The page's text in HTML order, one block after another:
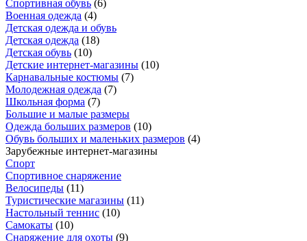
Спортивная обувь (6)
Военная одежда (4)
Детская одежда и обувь
Детская одежда (18)
Детская обувь (10)
Детские интернет-магазины (10)
Карнавальные костюмы (7)
Молодежная одежда (7)
Школьная форма (7)
Большие и малые размеры
Одежда больших размеров (10)
Обувь больших и маленьких размеров (4)
Зарубежные интернет-магазины
Спорт
Спортивное снаряжение
Велосипеды (11)
Туристические магазины (11)
Настольный теннис (10)
Самокаты (10)
Снаряжение для охоты (9)